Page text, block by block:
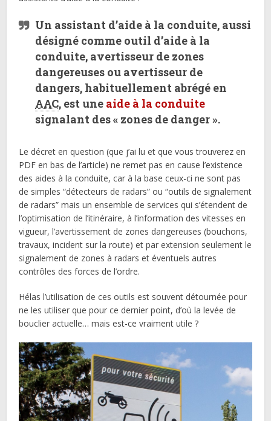
Un assistant d’aide à la conduite, aussi
désigné comme outil d’aide à la
conduite, avertisseur de zones
dangereuses ou avertisseur de
dangers, habituellement abrégé en
AAC, est une aide à la conduite
signalant des « zones de danger ».
Le décret en question (que j’ai lu et que vous trouverez en
PDF en bas de l’article) ne remet pas en cause l’existence
des aides à la conduite, car à la base ceux-ci ne sont pas
de simples “détecteurs de radars” ou “outils de signalement
de radars” mais un ensemble de services qui s’étendent de
l’optimisation de l’itinéraire, à l’information des vitesses en
vigueur, l’avertissement de zones dangereuses (bouchons,
travaux, incident sur la route) et par extension seulement le
signalement de zones à radars et éventuels autres
contrôles des forces de l’ordre.
Hélas l’utilisation de ces outils est souvent détournée pour
ne les utiliser que pour ce dernier point, d’où la levée de
bouclier actuelle… mais est-ce vraiment utile ?